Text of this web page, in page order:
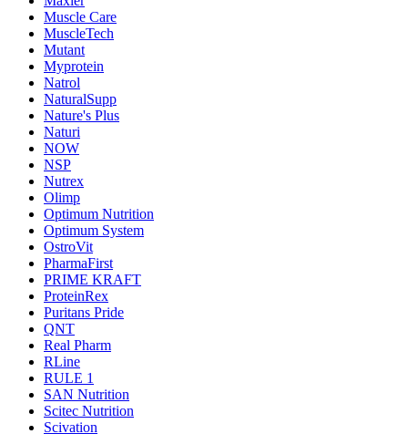
Muscle Care
MuscleTech
Mutant
Myprotein
Natrol
NaturalSupp
Nature's Plus
Naturi
NOW
NSP
Nutrex
Olimp
Optimum Nutrition
Optimum System
OstroVit
PharmaFirst
PRIME KRAFT
ProteinRex
Puritans Pride
QNT
Real Pharm
RLine
RULE 1
SAN Nutrition
Scitec Nutrition
Scivation